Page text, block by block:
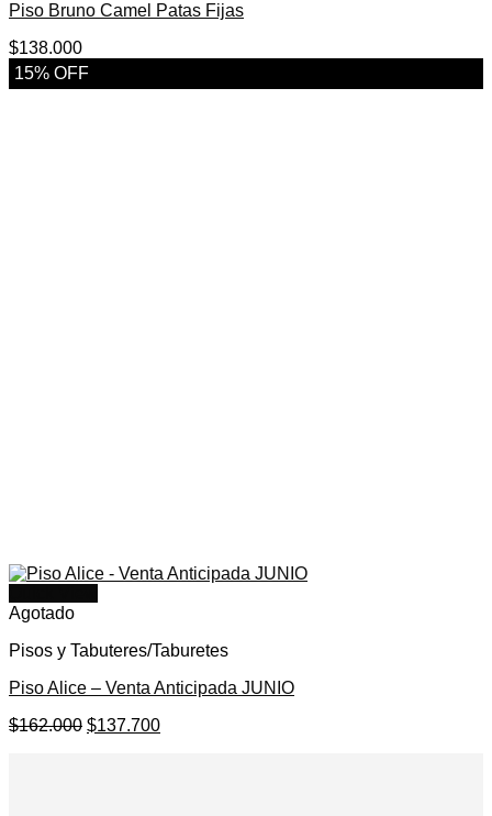
Piso Bruno Camel Patas Fijas
$138.000
15% OFF
Agotado
Pisos y Tabuteres/Taburetes
Piso Alice – Venta Anticipada JUNIO
$162.000 El
$137.700El